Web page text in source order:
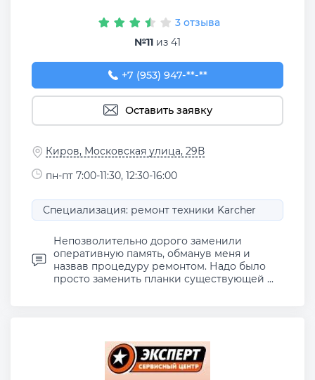
3 отзыва
№11 из 41
+7 (953) 947-05-39
+7 (953) 947-**-**
Оставить заявку
Киров, Московская улица, 29В
пн-пт 7:00-11:30, 12:30-16:00
Специализация: ремонт техники Karcher
Непозволительно дорого заменили
оперативную память, обманув меня и
назвав процедуру ремонтом. Надо было
просто заменить планки существующей ...